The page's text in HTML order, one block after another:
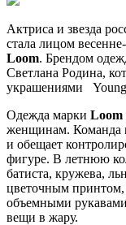
Актриса и звезда
стала лицом
Loom. Брендом
Светлана Родина,
украшениями
Одежда марки Loom
женщинам. Команда
и обещает
фигуре. В летнюю
батиста, кружева,
цветочным
объемными
вещи в жару.